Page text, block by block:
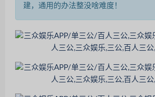
建，通用的办法整没啥难度！